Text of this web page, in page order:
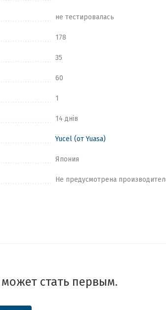
не тестировалась
178
35
60
1
14 днів
Yucel (от Yuasa)
Япония
Не предусмотрена
стать первым.